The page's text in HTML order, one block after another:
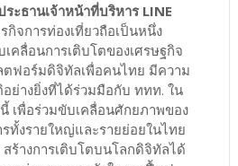
ะธานเจ้าหน้าที่บริหาร LINE
กิจการท่องเที่ยวถือเป็นหนึ่ง
คลื่อนการเติบโตของเศรษฐกิจ
ตฟอร์มดิจิทัลเพื่อคนไทย มีความ
ย่างยิ่งที่ได้ร่วมมือกับ ททท. ใน
เพื่อร่วมขับเคลื่อนศักยภาพของ
ทั้งรายใหญ่และรายย่อยในไทย
สร้างการเติบโตบนโลกดิจิทัลได้